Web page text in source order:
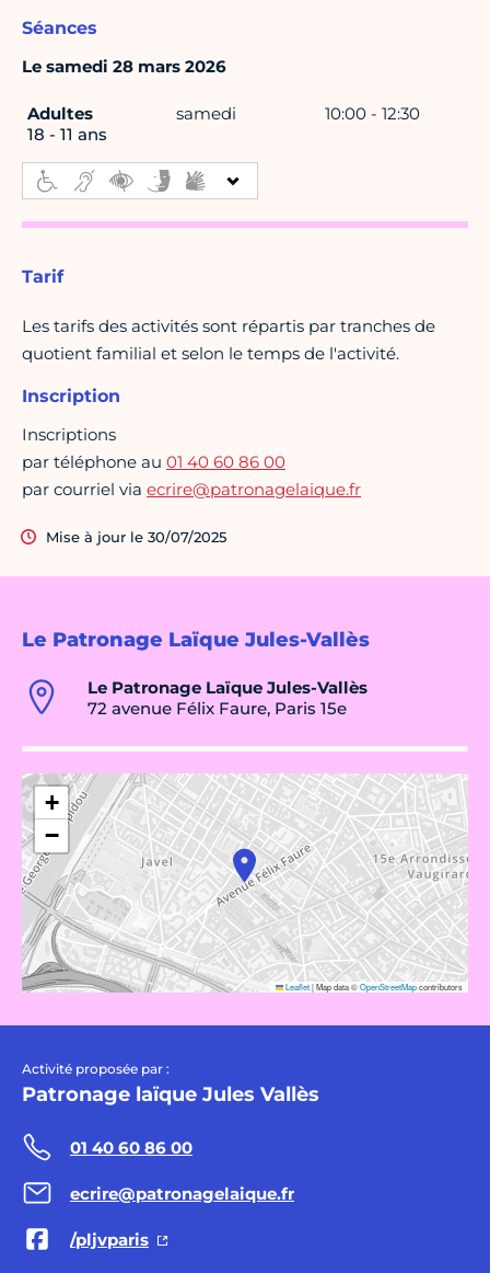
Le Patronage Laïque Jules-Vallès
Le Patronage Laïque Jules-Vallès
72 avenue Félix Faure, Paris 15e
+
−
Leaflet|Map data ©OpenStreetMapcontributors
Activité proposée par :
Patronage laïque Jules Vallès
01 40 60 86 00
ecrire@patronagelaique.fr
/pljvparis
Séances
Le samedi 28 mars 2026
Adultes
18 - 11 ans
samedi 10:00 - 12:30
Tarif
Les tarifs des activités sont répartis par tranches de
quotient familial et selon le temps de l'activité.
Inscription
Inscriptions
par téléphone au 01 40 60 86 00
par courriel via ecrire@patronagelaique.fr
Mise à jour le 30/07/2025